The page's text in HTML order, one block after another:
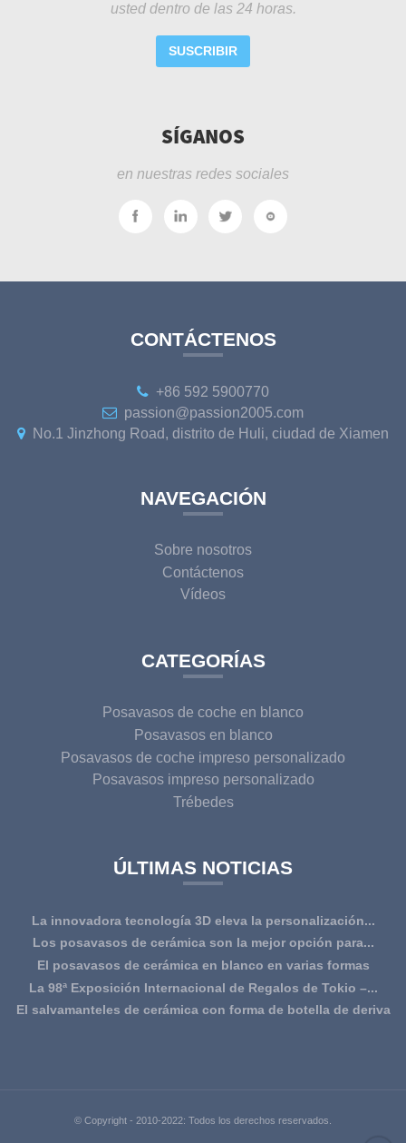
usted dentro de las 24 horas.
SUSCRIBIR
SÍGANOS
en nuestras redes sociales
CONTÁCTENOS
+86 592 5900770
passion@passion2005.com
No.1 Jinzhong Road, distrito de Huli, ciudad de Xiamen
NAVEGACIÓN
Sobre nosotros
Contáctenos
Vídeos
CATEGORÍAS
Posavasos de coche en blanco
Posavasos en blanco
Posavasos de coche impreso personalizado
Posavasos impreso personalizado
Trébedes
ÚLTIMAS NOTICIAS
La innovadora tecnología 3D eleva la personalización...
Los posavasos de cerámica son la mejor opción para...
El posavasos de cerámica en blanco en varias formas
La 98ª Exposición Internacional de Regalos de Tokio –...
El salvamanteles de cerámica con forma de botella de deriva
© Copyright - 2010-2022: Todos los derechos reservados.